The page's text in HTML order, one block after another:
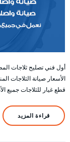
أول فني تصليح ثلاجات
الأسعار صيانة الثلاجات
قطع غيار للثلاجات جميع
قراءة المزيد